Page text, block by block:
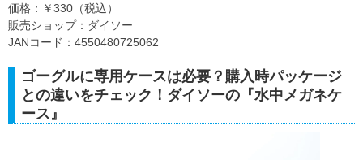
価格：￥330（税込）
販売ショップ：ダイソー
JANコード：4550480725062
ゴーグルに専用ケースは必要？購入時パッケージ
との違いをチェック！ダイソーの『水中メガネケ
ース』